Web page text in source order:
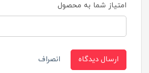
امتیاز شما به محصول
ارسال دیدگاه انصراف